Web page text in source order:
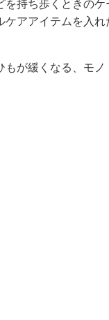
を持ち歩くときのケ
ケアアイテムを入れ
もが緩くなる、モ